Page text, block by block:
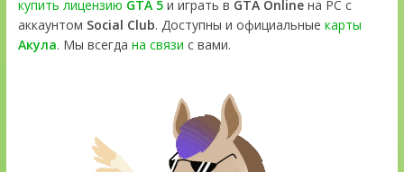
купить лицензию GTA 5и играть в GTA Onlineна PC с
аккаунтом Social Club. Доступны и официальные карты
Акула. Мы всегда на связи с вами.